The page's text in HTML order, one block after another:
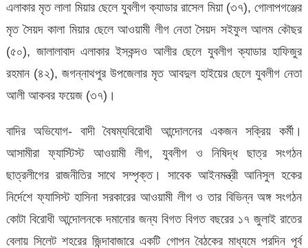
এলাকার মৃত লালা মিয়ার ছেলে যুবলীগ ক্যাডার রাসেল মিয়া (৩৭), গোলাপগঞ্জের
মৃত সৈয়দ কালা মিয়ার ছেলে আওয়ামী লীগ নেতা সৈয়দ সইফুল আলম কৌছর
(৫০), জালালাবাদ এলাকার ইসকন্দও আলীর ছেলে যুবলীগ ক্যাডার হাফিজুর
রহমান (৪২), জগন্নাথপুর উপজেলার মৃত আবদুল হাইয়ের ছেলে যুবলীগ নেতা
আলী আকবর ফয়েজ (৩৭)।
বাদির অভিযোগ- বাদী বৈষম্যবিরোধী আন্দোলনের একজন সক্রিয় কর্মী।
আসামীরা ফ্যাস্টিস্ট আওয়ামী লীগ, যুবলীগ ও নিষিদ্ধ ছাত্র সংগঠন
ছাত্রলীগের রাজনীতির সাথে সম্পৃক্ত। সাবেক আইনমন্ত্রী আনিসুল হকের
নির্দেশে ফ্যাসিস্ট হাসিনা সরকারের আওয়ামী লীগ ও তার বিভিন্ন অঙ্গ সংগঠন
কোটা বিরোধী আন্দোলনকে দমানোর জন্য বিগত বিগত বছরের ১৭ জুলাই রাতের
বেলায় সিলেট শহরের জিন্দাবাজারে একটি গোপন বৈঠকের মাধ্যমে পরদিন পূর্ব